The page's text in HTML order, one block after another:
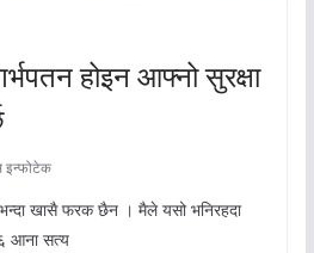
होइन आफ्नो सुरक्षा
इन्फोटेक
खासै फरक छैन । मैले यसो भनिरहदा
आना सत्य